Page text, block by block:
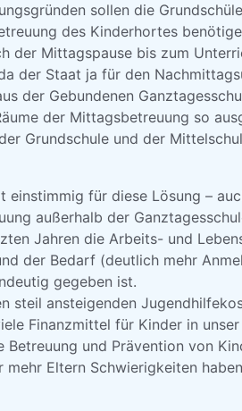
sollen die
des Kinderhortes
der Mittagspause bis zum
der Staat ja für den
der Gebundenen
der Mittagsbetreuung so
Grundschule und der
einstimmig für diese Lösung –
außerhalb der
Jahren die Arbeits- und
der Bedarf (deutlich mehr
gegeben ist.
steil ansteigenden
Finanzmittel für Kinder in
Betreuung und Prävention von
mehr Eltern Schwierigkeiten